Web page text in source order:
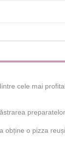
cele mai
obține o pizza